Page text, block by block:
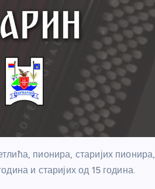
пионира, старијих пионира,
и старијих од 15 година.